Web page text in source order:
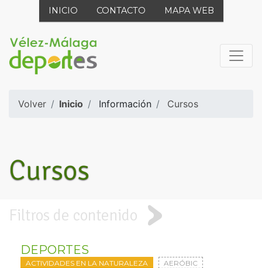
INICIO CONTACTO MAPA WEB
Volver Inicio Información Cursos
Cursos
Filtros de contenido
DEPORTES
ACTIVIDADES EN LA NATURALEZA
AERÓBIC